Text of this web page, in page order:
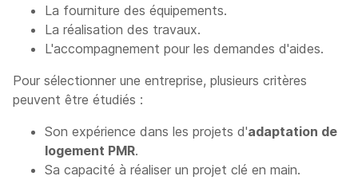
La fourniture des équipements.
La réalisation des travaux.
L'accompagnement pour les demandes d'aides.
Pour sélectionner une entreprise, plusieurs critères
peuvent être étudiés :
Son expérience dans les projets d'adaptation de
logement PMR.
Sa capacité à réaliser un projet clé en main.